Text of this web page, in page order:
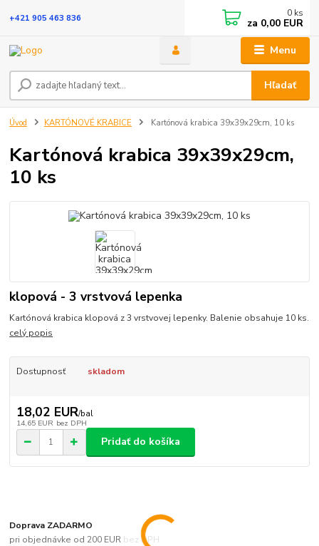
Menu
Hľadať
+421 905 463 836 0 ks
za 0,00 EUR
Úvod KARTÓNOVÉ KRABICE Kartónová krabica 39x39x29cm, 10 ks
Kartónová krabica 39x39x29cm,
10 ks
klopová - 3 vrstvová lepenka
Kartónová krabica klopová z 3 vrstvovej lepenky. Balenie obsahuje 10 ks.
celý popis
Dostupnosť skladom
18,02 EUR/bal
14,65 EUR bez DPH
Pridať do košíka
Doprava ZADARMO
pri objednávke od 200 EUR bez DPH